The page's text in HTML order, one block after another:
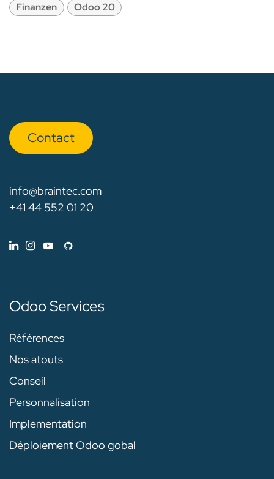
Finanzen Odoo 20
Con​​​​tact
info@braintec.com
+41 44 552 01 20
Odoo Services
Références
Nos atouts
Conseil
Personnalisation
Implementation
Déploiement Odoo gobal